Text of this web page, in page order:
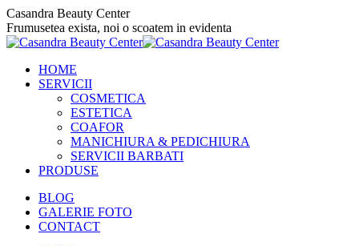
Skip
to
content
Casandra Beauty Center
Frumusetea exista, noi o scoatem in evidenta
HOME
SERVICII
COSMETICA
ESTETICA
COAFOR
MANICHIURA & PEDICHIURA
SERVICII BARBATI
PRODUSE
BLOG
GALERIE FOTO
CONTACT